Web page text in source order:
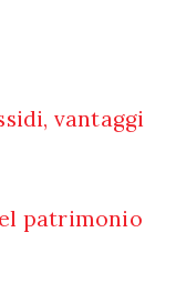
vantaggi
patrimonio